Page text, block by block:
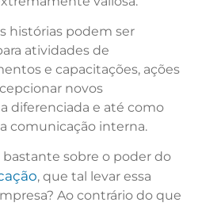
histórias podem ser
atividades de
e capacitações, ações
novos
diferenciada e até como
comunicação interna.
bastante sobre o poder do
, que tal levar essa
Ao contrário do que